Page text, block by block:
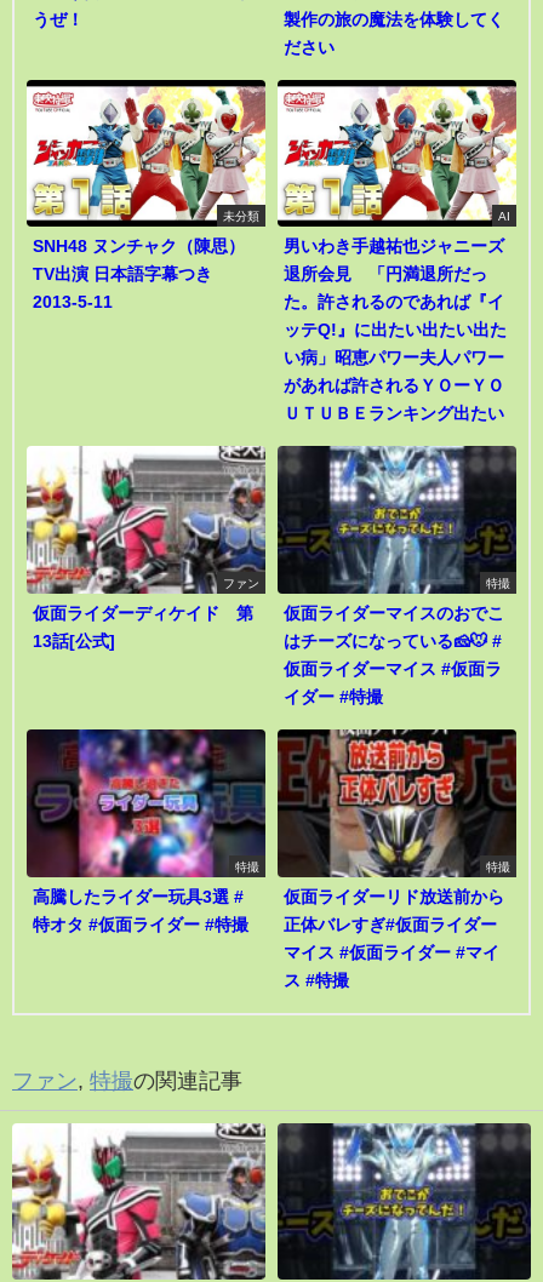
うぜ！
製作の旅の魔法を体験してく
ださい
未分類
SNH48 ヌンチャク（陳思）
TV出演 日本語字幕つき
2013-5-11
AI
男いわき手越祐也ジャニーズ
退所会見 「円満退所だっ
た。許されるのであれば『イ
ッテQ!』に出たい出たい出た
い病」昭恵パワー夫人パワー
があれば許されるＹＯーＹＯ
ＵＴＵＢＥランキング出たい
ファン
仮面ライダーディケイド 第
13話[公式]
特撮
仮面ライダーマイスのおでこ
はチーズになっている🧀🐭 #
仮面ライダーマイス #仮面ラ
イダー #特撮
特撮
高騰したライダー玩具3選 #
特オタ #仮面ライダー #特撮
特撮
仮面ライダーリド放送前から
正体バレすぎ#仮面ライダー
マイス #仮面ライダー #マイ
ス #特撮
ファン, 特撮の関連記事